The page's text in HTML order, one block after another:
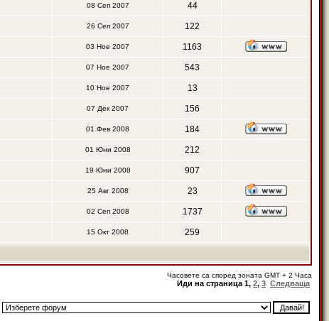
08 Сеп 2007 44
26 Сеп 2007 122
03 Ное 2007 1163
07 Ное 2007 543
10 Ное 2007 13
07 Дек 2007 156
01 Фев 2008 184
01 Юни 2008 212
19 Юни 2008 907
25 Авг 2008 23
02 Сеп 2008 1737
15 Окт 2008 259
Часовете са според зоната GMT + 2 Часа
Иди на страница 1, 2, 3 Следваща